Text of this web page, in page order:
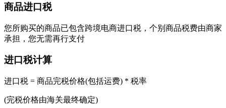
商品进口税
您所购买的商品已包含跨境电商进口税，个别商品税费由商家
承担，您无需再行支付
进口税计算
进口税 = 商品完税价格(包括运费) * 税率
(完税价格由海关最终确定)